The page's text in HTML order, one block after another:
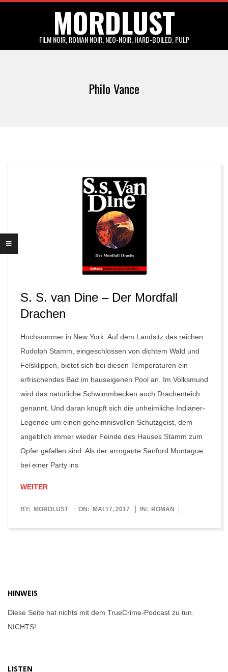
MORDLUST
FILM NOIR, ROMAN NOIR, NEO-NOIR, HARD-BOILED, PULP
Philo Vance
S. S. van Dine – Der Mordfall
Drachen
Hochsommer in New York. Auf dem Landsitz des reichen
Rudolph Stamm, eingeschlossen von dichtem Wald und
Felsklippen, bietet sich bei diesen Temperaturen ein
erfrischendes Bad im hauseigenen Pool an. Im Volksmund
wird das natürliche Schwimmbecken auch Drachenteich
genannt. Und daran knüpft sich die unheimliche Indianer-
Legende um einen geheimnisvollen Schutzgeist, dem
angeblich immer wieder Feinde des Hauses Stamm zum
Opfer gefallen sind. Als der arrogante Sanford Montague
bei einer Party ins
WEITER
2017-
BY: MORDLUST ON: MAI 17, 2017 IN: ROMAN
HINWEIS
Diese Seite hat nichts mit dem TrueCrime-Podcast zu tun.
NICHTS!
LISTEN